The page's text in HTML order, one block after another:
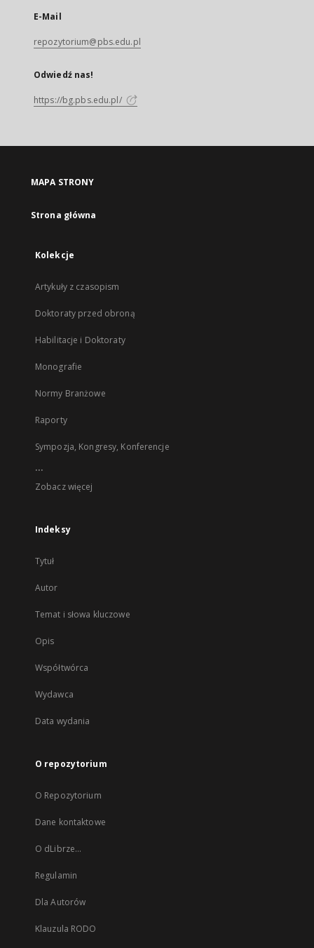
E-Mail
repozytorium@pbs.edu.pl
Odwiedź nas!
https://bg.pbs.edu.pl/
MAPA STRONY
Strona główna
Kolekcje
Artykuły z czasopism
Doktoraty przed obroną
Habilitacje i Doktoraty
Monografie
Normy Branżowe
Raporty
Sympozja, Kongresy, Konferencje
...
Zobacz więcej
Indeksy
Tytuł
Autor
Temat i słowa kluczowe
Opis
Współtwórca
Wydawca
Data wydania
O repozytorium
O Repozytorium
Dane kontaktowe
O dLibrze...
Regulamin
Dla Autorów
Klauzula RODO